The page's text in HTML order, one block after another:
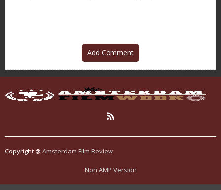
Add Comment
Copyright @ Amsterdam Film Review
Non AMP Version